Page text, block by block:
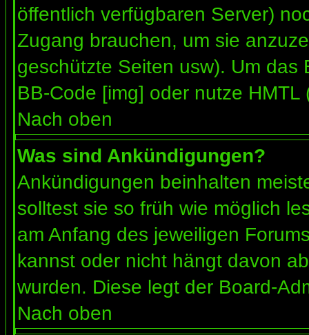
öffentlich verfügbaren Server)
Zugang brauchen, um sie
geschützte Seiten usw). Um
BB-Code [img] oder nutze HMTL
Nach oben
Was sind Ankündigungen?
Ankündigungen beinhalten
solltest sie so früh wie möglich
am Anfang des jeweiligen
kannst oder nicht hängt davon
wurden. Diese legt der Board-
Nach oben